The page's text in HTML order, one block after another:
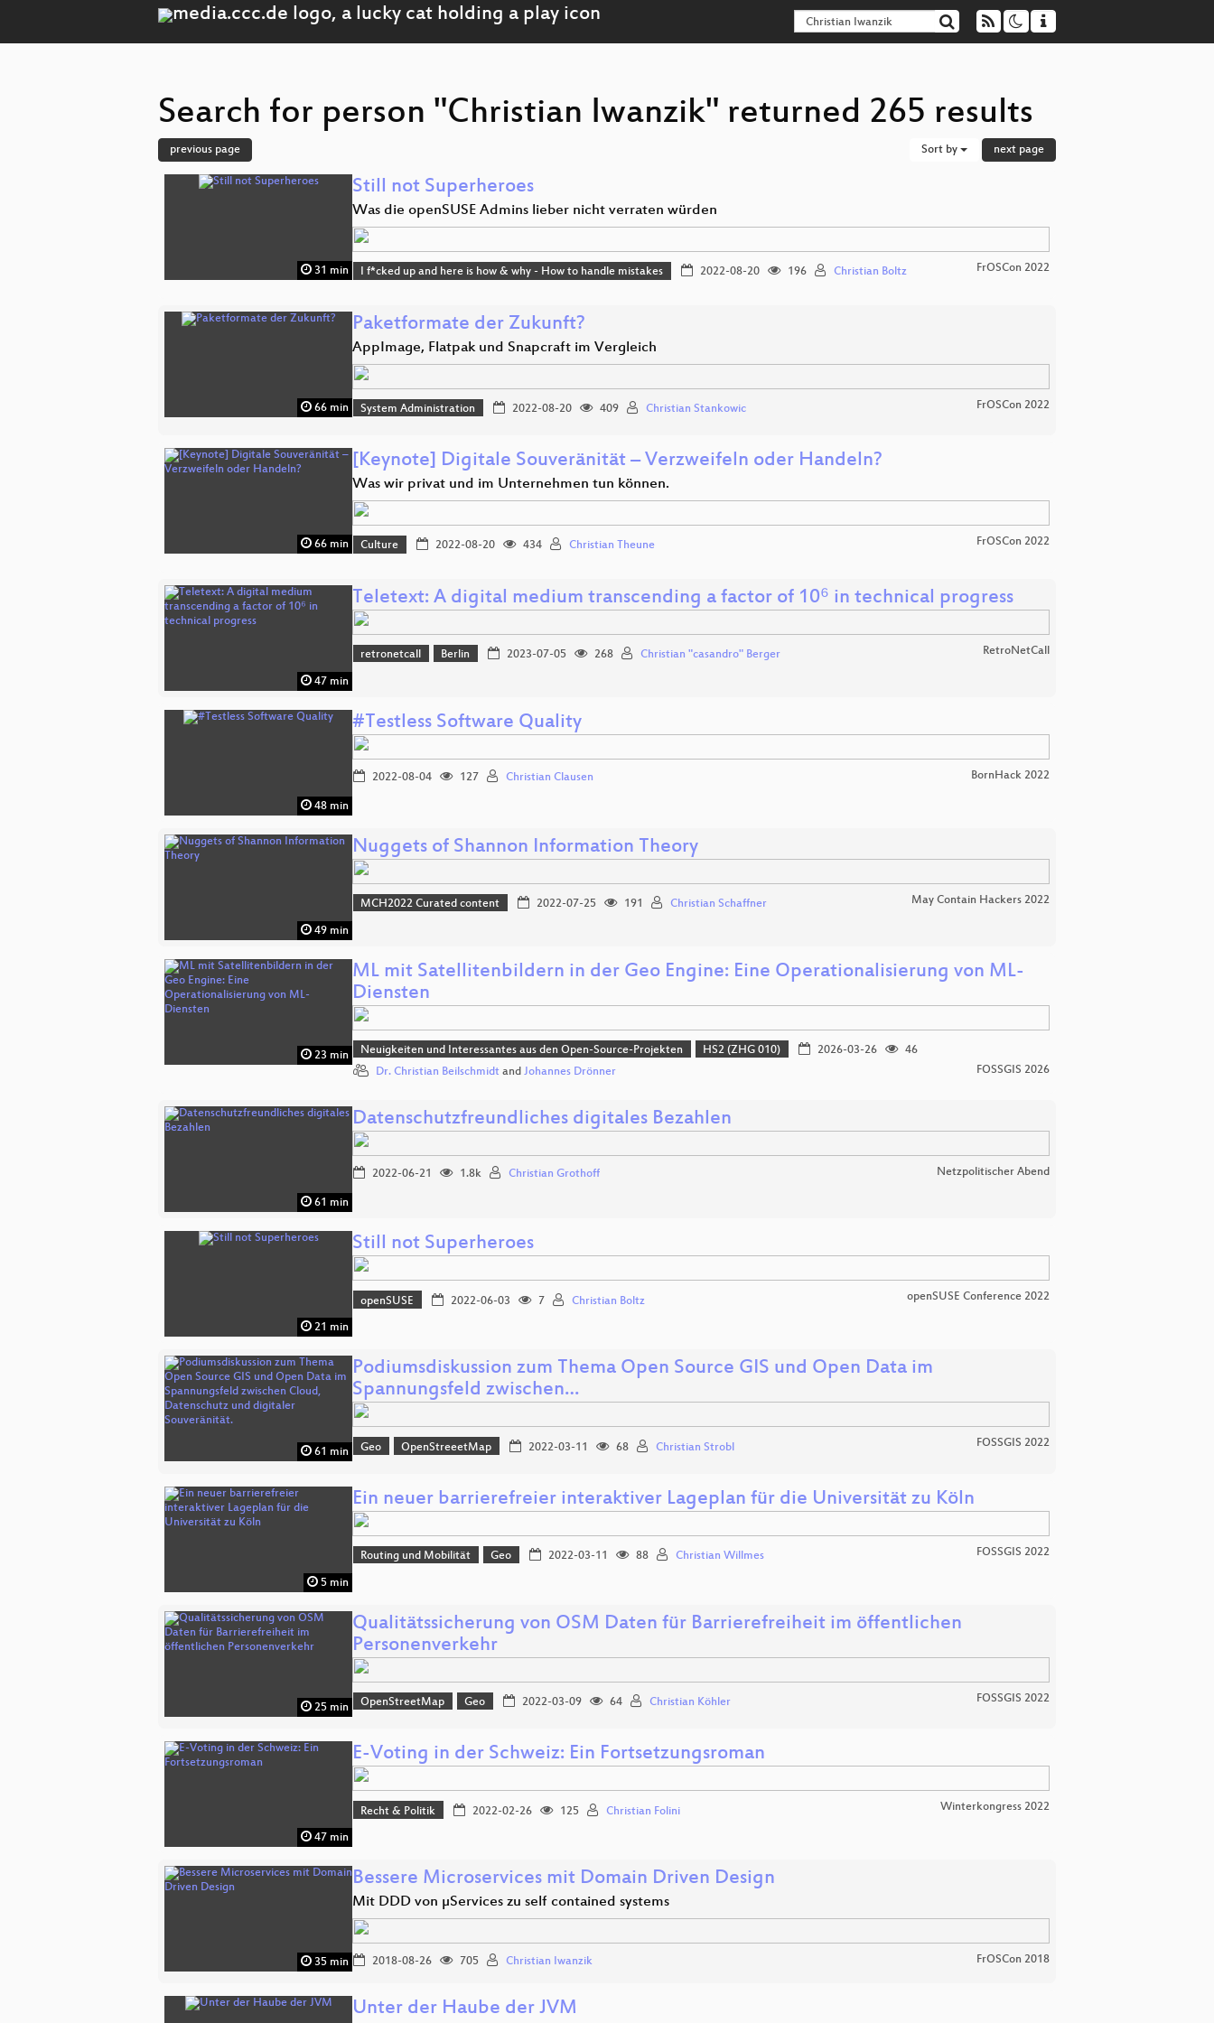
Search for person "Christian Iwanzik" returned 265 results
previous page Sort by next page
31 min
Still not Superheroes
Was die openSUSE Admins lieber nicht verraten würden
I f*cked up and here is how & why - How to handle mistakes 2022-08-20 196 Christian Boltz FrOSCon 2022
66 min
Paketformate der Zukunft?
AppImage, Flatpak und Snapcraft im Vergleich
System Administration 2022-08-20 409 Christian Stankowic FrOSCon 2022
66 min
[Keynote] Digitale Souveränität – Verzweifeln oder Handeln?
Was wir privat und im Unternehmen tun können.
Culture 2022-08-20 434 Christian Theune FrOSCon 2022
47 min
Teletext: A digital medium transcending a factor of 10⁶ in technical progress
retronetcall Berlin 2023-07-05 268 Christian "casandro" Berger RetroNetCall
48 min
#Testless Software Quality
2022-08-04 127 Christian Clausen BornHack 2022
49 min
Nuggets of Shannon Information Theory
MCH2022 Curated content 2022-07-25 191 Christian Schaffner May Contain Hackers 2022
23 min
ML mit Satellitenbildern in der Geo Engine: Eine Operationalisierung von ML-
Diensten
Neuigkeiten und Interessantes aus den Open-Source-Projekten HS2 (ZHG 010) 2026-03-26
46
Dr. Christian Beilschmidt and Johannes Drönner FOSSGIS 2026
61 min
Datenschutzfreundliches digitales Bezahlen
2022-06-21 1.8k Christian Grothoff Netzpolitischer Abend
21 min
Still not Superheroes
openSUSE 2022-06-03 7 Christian Boltz openSUSE Conference 2022
61 min
Podiumsdiskussion zum Thema Open Source GIS und Open Data im
Spannungsfeld zwischen…
Geo OpenStreeetMap 2022-03-11 68 Christian Strobl FOSSGIS 2022
5 min
Ein neuer barrierefreier interaktiver Lageplan für die Universität zu Köln
Routing und Mobilität Geo 2022-03-11 88 Christian Willmes FOSSGIS 2022
25 min
Qualitätssicherung von OSM Daten für Barrierefreiheit im öffentlichen
Personenverkehr
OpenStreetMap Geo 2022-03-09 64 Christian Köhler FOSSGIS 2022
47 min
E-Voting in der Schweiz: Ein Fortsetzungsroman
Recht & Politik 2022-02-26 125 Christian Folini Winterkongress 2022
35 min
Bessere Microservices mit Domain Driven Design
Mit DDD von µServices zu self contained systems
2018-08-26 705 Christian Iwanzik FrOSCon 2018
Unter der Haube der JVM